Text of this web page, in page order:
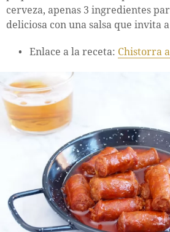
cerveza, apenas 3 ingredientes
deliciosa con una salsa que invita
Enlace a la receta: Chistorra